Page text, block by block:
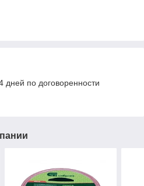
дней по договоренности